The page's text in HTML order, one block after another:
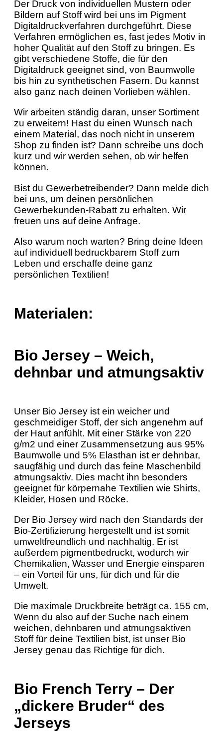
Der Druck von individuellen Mustern oder
Bildern auf Stoff wird bei uns im Pigment
Digitaldruckverfahren durchgeführt. Diese
Verfahren ermöglichen es, fast jedes Motiv in
hoher Qualität auf den Stoff zu bringen. Es
gibt verschiedene Stoffe, die für den
Digitaldruck geeignet sind, von Baumwolle
bis hin zu synthetischen Fasern. Du kannst
also ganz nach deinen Vorlieben wählen.
Wir arbeiten ständig daran, unser Sortiment
zu erweitern! Hast du einen Wunsch nach
einem Material, das noch nicht in unserem
Shop zu finden ist? Dann schreibe uns doch
kurz und wir werden sehen, ob wir helfen
können.
Bist du Gewerbetreibender? Dann melde dich
bei uns, um deinen persönlichen
Gewerbekunden-Rabatt zu erhalten. Wir
freuen uns auf deine Anfrage.
Also warum noch warten? Bring deine Ideen
auf individuell bedruckbarem Stoff zum
Leben und erschaffe deine ganz
persönlichen Textilien!
Materialen:
Bio Jersey – Weich,
dehnbar und atmungsaktiv
Unser Bio Jersey ist ein weicher und
geschmeidiger Stoff, der sich angenehm auf
der Haut anfühlt. Mit einer Stärke von 220
g/m2 und einer Zusammensetzung aus 95%
Baumwolle und 5% Elasthan ist er dehnbar,
saugfähig und durch das feine Maschenbild
atmungsaktiv. Dies macht ihn besonders
geeignet für körpernahe Textilien wie Shirts,
Kleider, Hosen und Röcke.
Der Bio Jersey wird nach den Standards der
Bio-Zertifizierung hergestellt und ist somit
umweltfreundlich und nachhaltig. Er ist
außerdem pigmentbedruckt, wodurch wir
Chemikalien, Wasser und Energie einsparen
– ein Vorteil für uns, für dich und für die
Umwelt.
Die maximale Druckbreite beträgt ca. 155 cm,
Wenn du also auf der Suche nach einem
weichen, dehnbaren und atmungsaktiven
Stoff für deine Textilien bist, ist unser Bio
Jersey genau das Richtige für dich.
Bio French Terry – Der
„dickere Bruder“ des
Jerseys